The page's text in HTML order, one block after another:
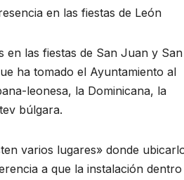
en las fiestas de León
en las fiestas de San Juan y San
ha tomado el Ayuntamiento al
leonesa, la Dominicana, la
búlgara.
varios lugares» donde
a que la instalación dentro